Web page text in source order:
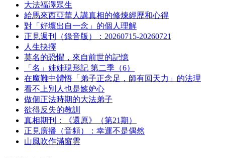
大法福澤眾生
給馬來西亞華人講真相的修煉經歷和心得
對「好壞出自一念」的個人理解
正見週刊（錄音版）：20260715-20260721
人生抉擇
莫名的恐懼，來自前世的記憶
「名」娃娃現形記 第二季（6）
在魔難中體悟「弟子正念足，師有回天力」的法理
看不上別人也是嫉妒心
做個正法時期的大法弟子
欲得反失的教訓
真相期刊：《還原》（第21期）
正見廣播（音頻）：幸運不是偶然
山風吹作滿窗雲